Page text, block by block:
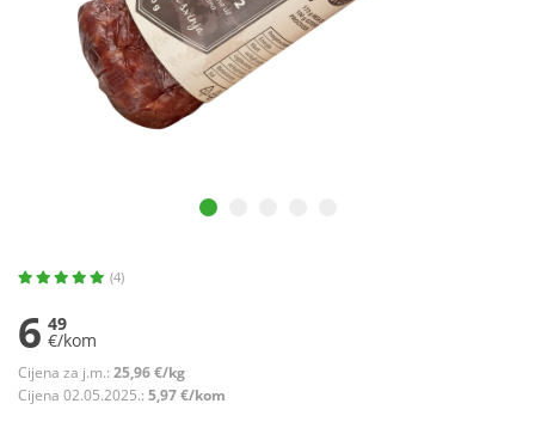
(4)
6 49
€/kom
Cijena za j.m.: 25,96 €/kg
Cijena 02.05.2025.: 5,97 €/kom